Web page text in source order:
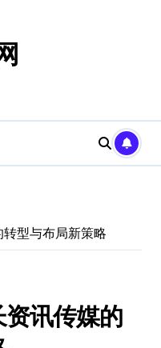
型与布局新策略
讯传媒的